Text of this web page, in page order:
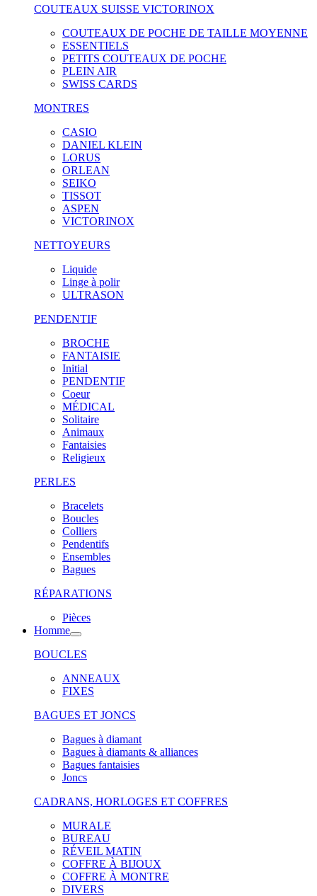
COUTEAUX SUISSE VICTORINOX
COUTEAUX DE POCHE DE TAILLE MOYENNE
ESSENTIELS
PETITS COUTEAUX DE POCHE
PLEIN AIR
SWISS CARDS
MONTRES
CASIO
DANIEL KLEIN
LORUS
ORLEAN
SEIKO
TISSOT
ASPEN
VICTORINOX
NETTOYEURS
Liquide
Linge à polir
ULTRASON
PENDENTIF
BROCHE
FANTAISIE
Initial
PENDENTIF
Coeur
MÉDICAL
Solitaire
Animaux
Fantaisies
Religieux
PERLES
Bracelets
Boucles
Colliers
Pendentifs
Ensembles
Bagues
RÉPARATIONS
Pièces
Homme
BOUCLES
ANNEAUX
FIXES
BAGUES ET JONCS
Bagues à diamant
Bagues à diamants & alliances
Bagues fantaisies
Joncs
CADRANS, HORLOGES ET COFFRES
MURALE
BUREAU
RÉVEIL MATIN
COFFRE À BIJOUX
COFFRE À MONTRE
DIVERS